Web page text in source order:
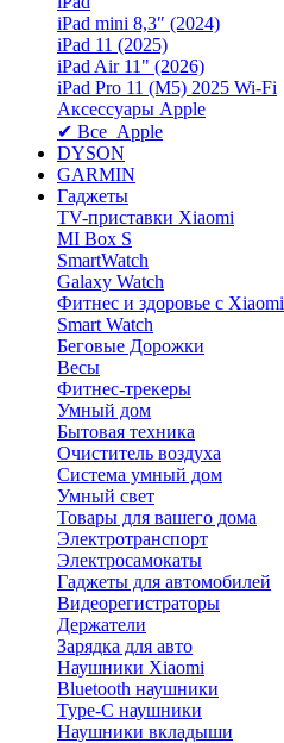
iPad mini 8,3″ (2024)
iPad 11 (2025)
iPad Air 11" (2026)
iPad Pro 11 (M5) 2025 Wi-Fi
Аксессуары Apple
✔ Все Apple
DYSON
GARMIN
Гаджеты
TV-приставки Xiaomi
MI Box S
SmartWatch
Galaxy Watch
Фитнес и здоровье с Xiaomi
Smart Watch
Беговые Дорожки
Весы
Фитнес-трекеры
Умный дом
Бытовая техника
Очиститель воздуха
Система умный дом
Умный свет
Товары для вашего дома
Электротранспорт
Электросамокаты
Гаджеты для автомобилей
Видеорегистраторы
Держатели
Зарядка для авто
Наушники Xiaomi
Bluetooth наушники
Type-C наушники
Наушники вкладыши